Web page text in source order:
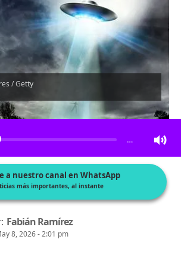
/ Getty
Escucha el artículo
…
a nuestro canal en WhatsApp
más importantes, al instante
Fabián Ramírez
8, 2026 - 2:01 pm